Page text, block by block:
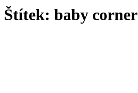
Štítek: baby corner